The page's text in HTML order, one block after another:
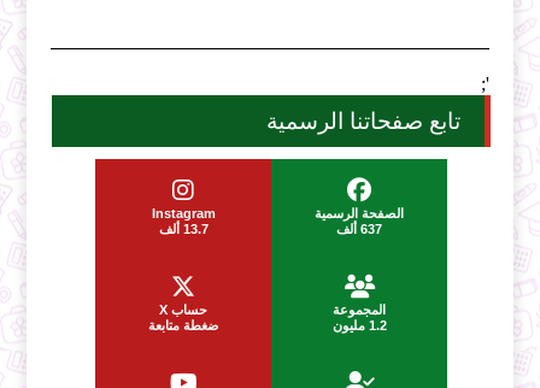
';
تابع صفحاتنا الرسمية
الصفحة الرسمية
637 ألف
Instagram
13.7 ألف
المجموعة
1.2 مليون
حساب X
ضغطة متابعة